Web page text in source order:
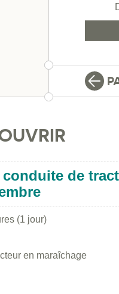
de
(1 jour)
en maraîchage